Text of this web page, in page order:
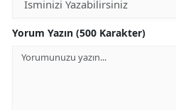
Yorum Yazın (500 Karakter)